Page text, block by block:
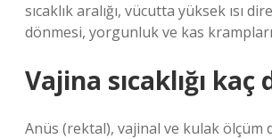
sıcaklık aralığı, vücutta yüksek ısı
dönmesi, yorgunluk ve kas
Vajina sıcaklığı kaç
Anüs (rektal), vajinal ve kulak ölçüm